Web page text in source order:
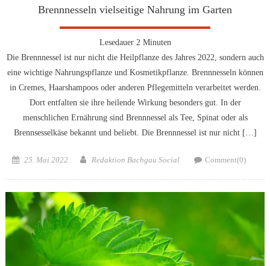
Brennnesseln vielseitige Nahrung im Garten
Lesedauer 2 Minuten
Die Brennnessel ist nur nicht die Heilpflanze des Jahres 2022, sondern auch
eine wichtige Nahrungspflanze und Kosmetikpflanze. Brennnesseln können
in Cremes, Haarshampoos oder anderen Pflegemitteln verarbeitet werden.
Dort entfalten sie ihre heilende Wirkung besonders gut. In der
menschlichen Ernährung sind Brennnessel als Tee, Spinat oder als
Brennsesselkäse bekannt und beliebt. Die Brennnessel ist nur nicht […]
Posted
25. Mai 2022 Author
Redaktion Bachgau.Social Comment(0)